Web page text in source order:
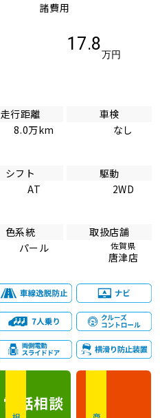
諸費用
17.8
万円
走行距離
8.0万km
車検
なし
シフト
AT
駆動
2WD
色系統
パール
取扱店舗
佐賀県
唐津店
電話相談